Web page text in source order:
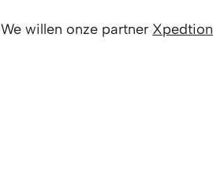
We willen onze partner